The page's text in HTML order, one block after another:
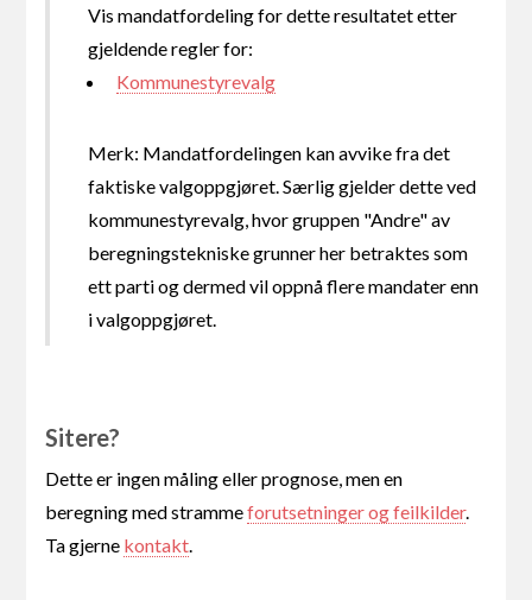
Vis mandatfordeling for dette resultatet etter
gjeldende regler for:
Kommunestyrevalg
Merk: Mandatfordelingen kan avvike fra det
faktiske valgoppgjøret. Særlig gjelder dette ved
kommunestyrevalg, hvor gruppen "Andre" av
beregningstekniske grunner her betraktes som
ett parti og dermed vil oppnå flere mandater enn
i valgoppgjøret.
Sitere?
Dette er ingen måling eller prognose, men en
beregning med strammeforutsetninger og feilkilder.
Ta gjerne kontakt.